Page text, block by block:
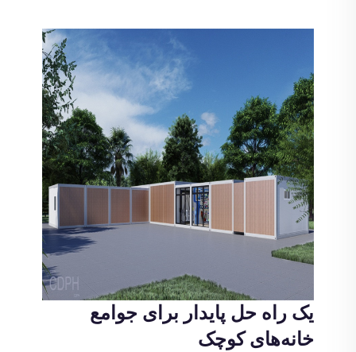
یک راه حل پایدار برای جوامع
خانه‌های کوچک